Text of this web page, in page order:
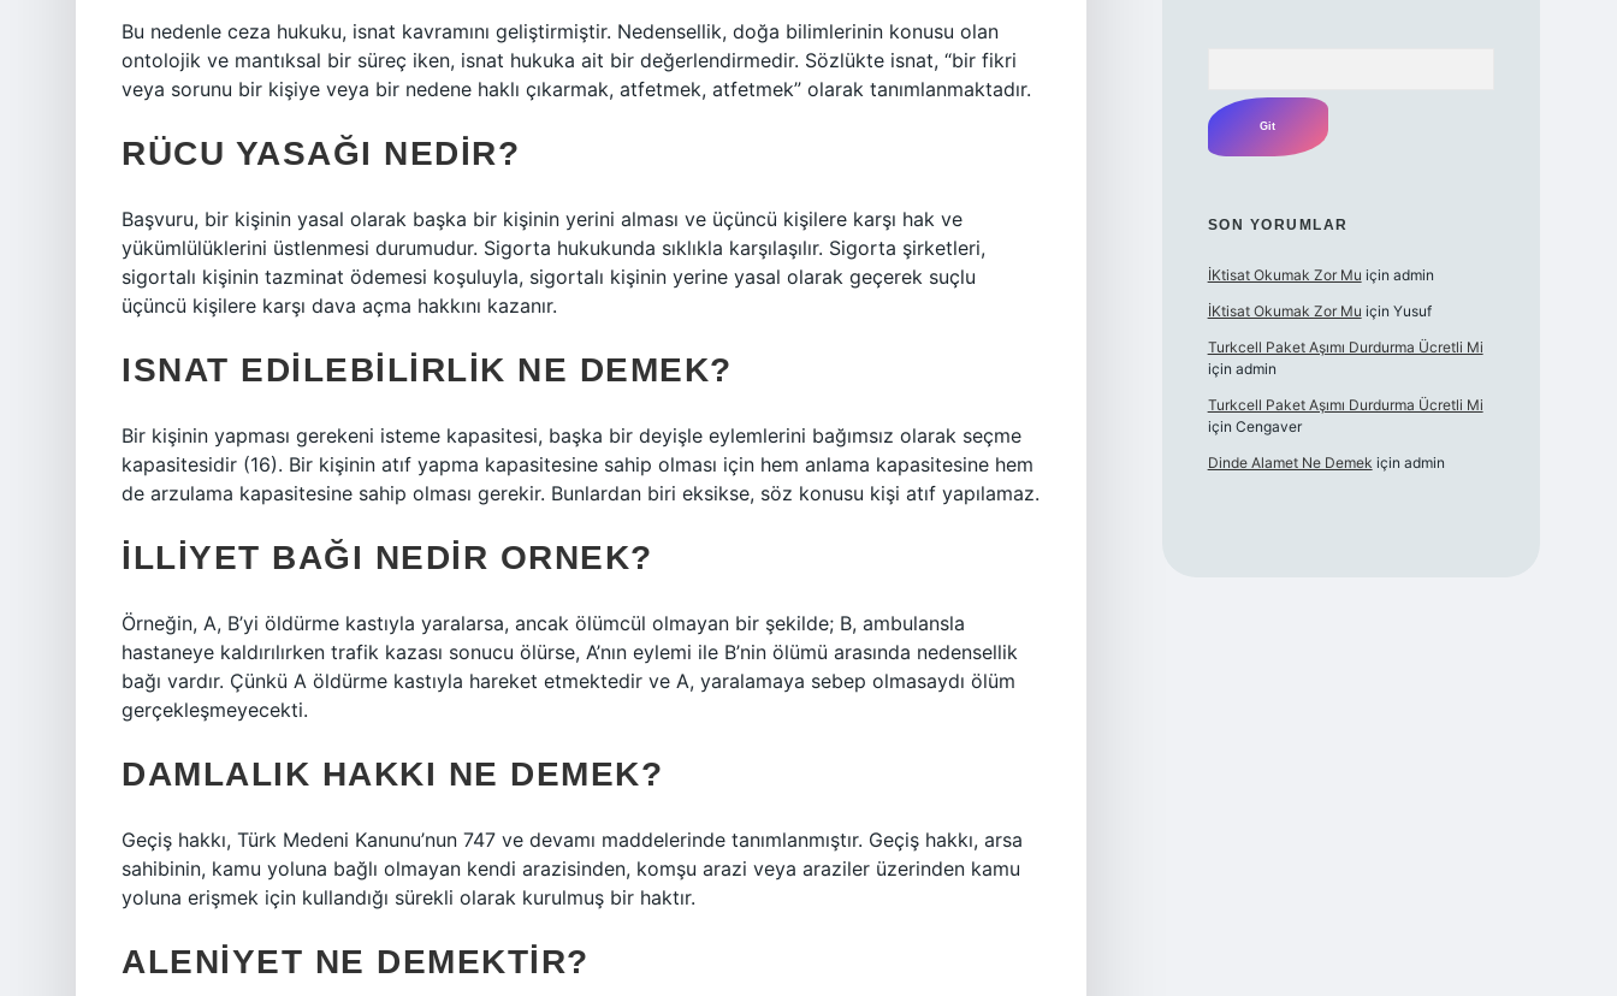
Bu nedenle ceza hukuku, isnat kavramını geliştirmiştir. Nedensellik, doğa bilimlerinin konusu olan
ontolojik ve mantıksal bir süreç iken, isnat hukuka ait bir değerlendirmedir. Sözlükte isnat, “bir fikri
veya sorunu bir kişiye veya bir nedene haklı çıkarmak, atfetmek, atfetmek” olarak tanımlanmaktadır.
RÜCU YASAĞI NEDIR?
Başvuru, bir kişinin yasal olarak başka bir kişinin yerini alması ve üçüncü kişilere karşı hak ve
yükümlülüklerini üstlenmesi durumudur. Sigorta hukukunda sıklıkla karşılaşılır. Sigorta şirketleri,
sigortalı kişinin tazminat ödemesi koşuluyla, sigortalı kişinin yerine yasal olarak geçerek suçlu
üçüncü kişilere karşı dava açma hakkını kazanır.
ISNAT EDILEBILIRLIK NE DEMEK?
Bir kişinin yapması gerekeni isteme kapasitesi, başka bir deyişle eylemlerini bağımsız olarak seçme
kapasitesidir (16). Bir kişinin atıf yapma kapasitesine sahip olması için hem anlama kapasitesine hem
de arzulama kapasitesine sahip olması gerekir. Bunlardan biri eksikse, söz konusu kişi atıf yapılamaz.
İLLIYET BAĞI NEDIR ORNEK?
Örneğin, A, B’yi öldürme kastıyla yaralarsa, ancak ölümcül olmayan bir şekilde; B, ambulansla
hastaneye kaldırılırken trafik kazası sonucu ölürse, A’nın eylemi ile B’nin ölümü arasında nedensellik
bağı vardır. Çünkü A öldürme kastıyla hareket etmektedir ve A, yaralamaya sebep olmasaydı ölüm
gerçekleşmeyecekti.
DAMLALIK HAKKI NE DEMEK?
Geçiş hakkı, Türk Medeni Kanunu’nun 747 ve devamı maddelerinde tanımlanmıştır. Geçiş hakkı, arsa
sahibinin, kamu yoluna bağlı olmayan kendi arazisinden, komşu arazi veya araziler üzerinden kamu
yoluna erişmek için kullandığı sürekli olarak kurulmuş bir haktır.
ALENIYET NE DEMEKTIR?
SON YORUMLAR
İKtisat Okumak Zor Mu için admin
İKtisat Okumak Zor Mu için Yusuf
Turkcell Paket Aşımı Durdurma Ücretli Mi
için admin
Turkcell Paket Aşımı Durdurma Ücretli Mi
için Cengaver
Dinde Alamet Ne Demek için admin